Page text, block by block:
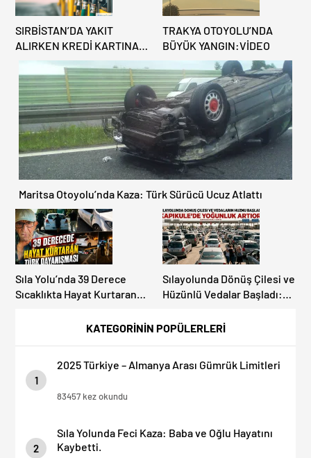
KATEGORİNİN POPÜLERLERİ
1
2025 Türkiye – Almanya Arası Gümrük Limitleri
83457 kez okundu
2
Sıla Yolunda Feci Kaza: Baba ve Oğlu Hayatını
Kaybetti.
SIRBİSTAN’DA YAKIT
ALIRKEN KREDİ KARTINA
DİKKAT: MAĞDUR
OLMAYIN!
TRAKYA OTOYOLU’NDA
BÜYÜK YANGIN:VİDEO
Maritsa Otoyolu’nda Kaza: Türk Sürücü Ucuz Atlattı
Sıla Yolu’nda 39 Derece
Sıcaklıkta Hayat Kurtaran
Sılayolunda Dönüş Çilesi ve
Hüzünlü Vedalar Başladı:
Artıyor!